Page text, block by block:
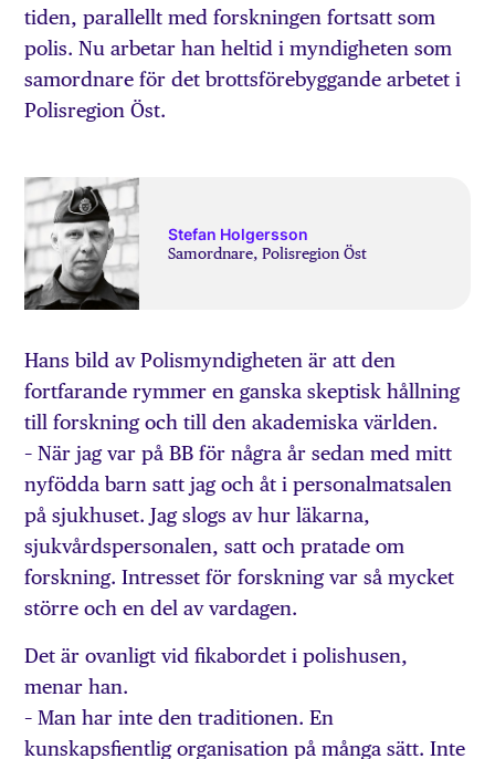
tiden, parallellt med forskningen fortsatt som
polis. Nu arbetar han heltid i myndigheten som
samordnare för det brottsförebyggande arbetet i
Polis­region Öst.
Stefan Holgersson
Samordnare, Polisregion Öst
Hans bild av Polismyndigheten är att den
fortfarande rymmer en ganska skeptisk hållning
till forskning och till den akademiska världen.
– När jag var på BB för några år sedan med mitt
nyfödda barn satt jag och åt i personalmatsalen
på sjukhuset. Jag slogs av hur läkarna,
sjukvårdspersonalen, satt och pratade om
forskning. Intresset för forskning var så mycket
större och en del av vardagen.
Det är ovanligt vid fikabordet i polis­husen,
menar han.
– Man har inte den traditionen. En
kunskapsfientlig organisation på många sätt. Inte